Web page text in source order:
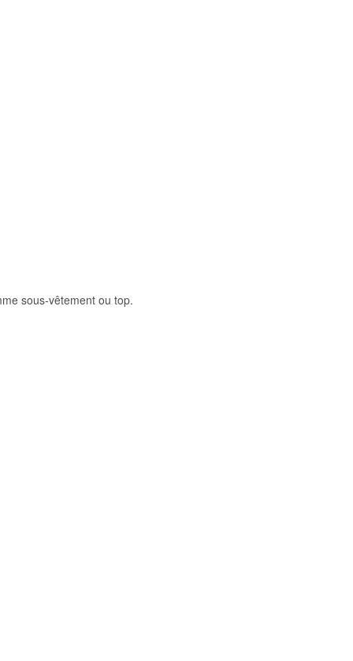
sous-vêtement ou top.